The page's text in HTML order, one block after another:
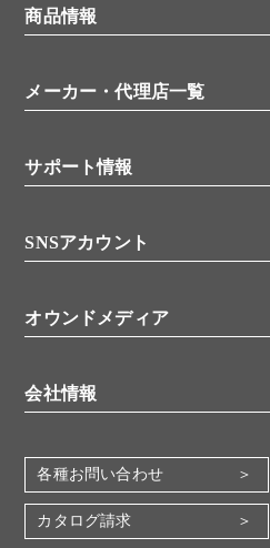
ELISA/ELISpot検索
品番検索
無料サンプル
ウェビナー （オンラインセミナー）
学会・展示スケジュール
商品情報
抗体
シグナル伝達
糖類／レクチン
分子生物
バイオメディカル(環境・食品)
機器・消耗品
メーカー・代理店一覧
代理店
サポート情報
アプリケーションノート
書類ダウンロード
SNSアカウント
YouTube
オウンドメディア
会社情報
会社概要
地図・アクセス（本社）
IR情報
各種お問い合わせ
カタログ請求